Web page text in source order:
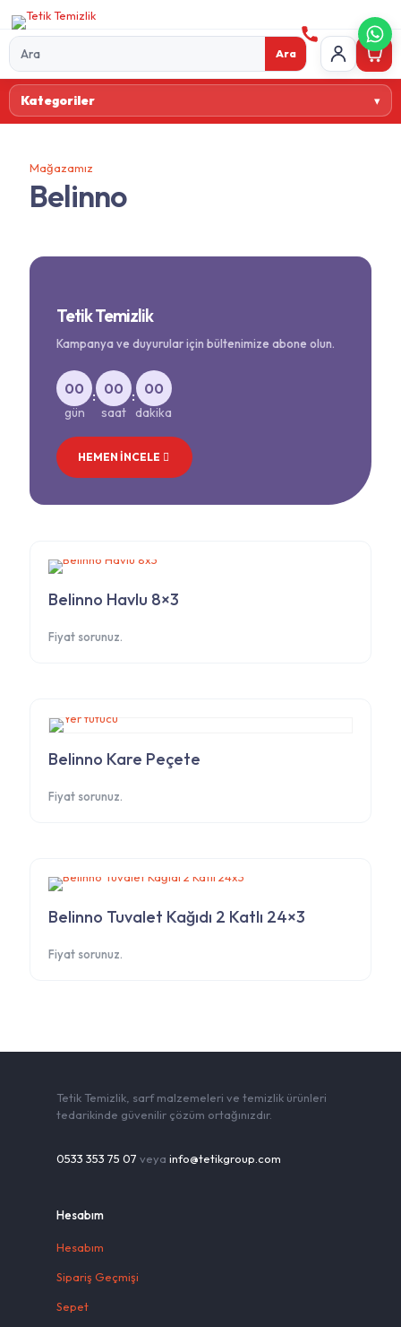
Ürün
ara
Ara
Kategoriler
Mağazamız
Belinno
Tetik Temizlik
Kampanya ve duyurular için bültenimize abone olun.
00
gün
: 00
saat
: 00
dakika
HEMEN İNCELE
Belinno Havlu 8×3
Fiyat sorunuz.
Belinno Kare Peçete
Fiyat sorunuz.
Belinno Tuvalet Kağıdı 2 Katlı 24×3
Fiyat sorunuz.
Tetik Temizlik, sarf malzemeleri ve temizlik ürünleri
tedarikinde güvenilir çözüm ortağınızdır.
0533 353 75 07 veya info@tetikgroup.com
Hesabım
Hesabım
Sipariş Geçmişi
Sepet